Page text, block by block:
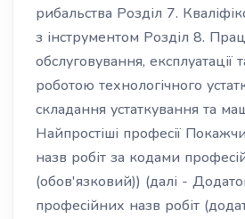
рибальства Розділ 7.
з інструментом Розділ 8.
обслуговування, експлуатації
роботою технологічного
складання устаткування та
Найпростіші професії
назв робіт за кодами
(обов'язковий)) (далі -
професійних назв робіт